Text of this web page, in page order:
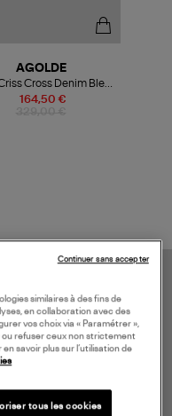
164,50 €
AGOLDE
Cross Denim Bleu
Clair
similaires à des fins de
en collaboration avec des
vos choix via « Paramétrer »,
ou refuser ceux non strictement
savoir plus sur l’utilisation de
tous les cookies
Continuer sans accepter